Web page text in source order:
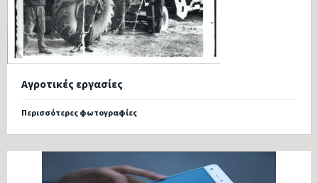
Αγροτικές εργασίες
Περισσότερες φωτογραφίες